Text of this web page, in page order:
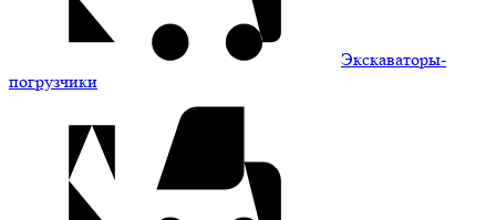
Экскаваторы-
погрузчики